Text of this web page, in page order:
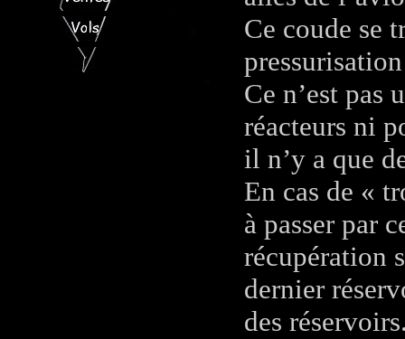
Ce coude se
Ce n’est pas
réacteurs ni
il n’y a que
En cas de «
à passer par
récupération
dernier
des